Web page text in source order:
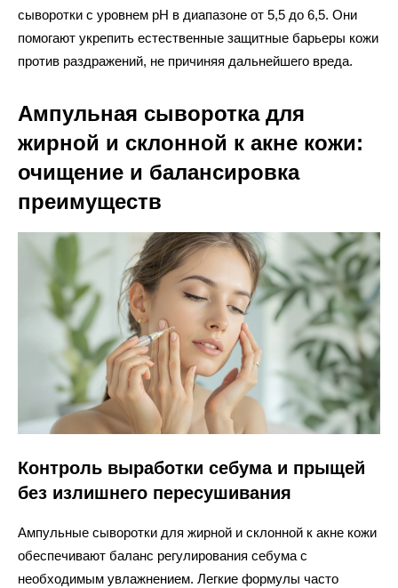
сыворотки с уровнем pH в диапазоне от 5,5 до 6,5. Они
помогают укрепить естественные защитные барьеры кожи
против раздражений, не причиняя дальнейшего вреда.
Ампульная сыворотка для
жирной и склонной к акне кожи:
очищение и балансировка
преимуществ
Контроль выработки себума и прыщей
без излишнего пересушивания
Ампульные сыворотки для жирной и склонной к акне кожи
обеспечивают баланс регулирования себума с
необходимым увлажнением. Легкие формулы часто